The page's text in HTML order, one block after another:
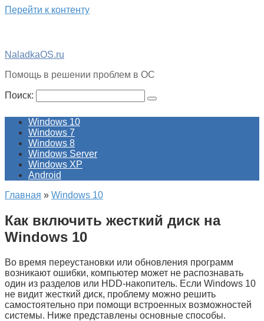
Перейти к контенту
NaladkaOS.ru
Помощь в решении проблем в ОС
Поиск:
Windows 10
Windows 7
Windows 8
Windows Server
Windows XP
Android
Главная » Windows 10
Как включить жесткий диск на
Windows 10
Во время переустановки или обновления программ
возникают ошибки, компьютер может не распознавать
один из разделов или HDD-накопитель. Если Windows 10
не видит жесткий диск, проблему можно решить
самостоятельно при помощи встроенных возможностей
системы. Ниже представлены основные способы.